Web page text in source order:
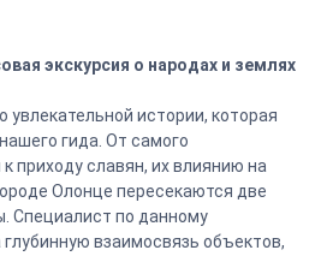
экскурсия о народах и землях
увлекательной истории, которая
гида. От самого
приходу славян, их влиянию на
Олонце пересекаются две
Специалист по данному
взаимосвязь объектов,